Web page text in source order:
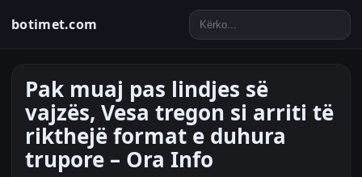
botimet.com
Pak muaj pas lindjes së
vajzës, Vesa tregon si arriti të
rikthejë format e duhura
trupore – Ora Info